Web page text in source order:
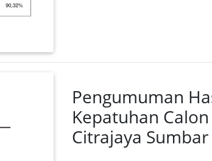
Pengumuman
Kepatuhan
Citrajaya